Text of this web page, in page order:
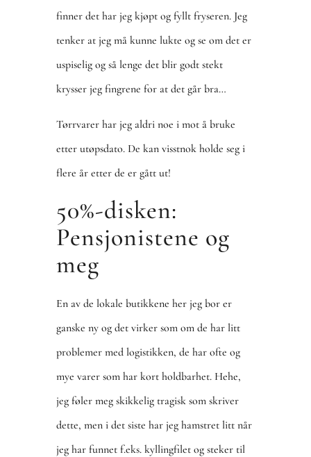
finner det har jeg kjøpt og fyllt fryseren. Jeg
tenker at jeg må kunne lukte og se om det er
uspiselig og så lenge det blir godt stekt
krysser jeg fingrene for at det går bra…
Tørrvarer har jeg aldri noe i mot å bruke
etter utøpsdato. De kan visstnok holde seg i
flere år etter de er gått ut!
50%-disken:
Pensjonistene og
meg
En av de lokale butikkene her jeg bor er
ganske ny og det virker som om de har litt
problemer med logistikken, de har ofte og
mye varer som har kort holdbarhet. Hehe,
jeg føler meg skikkelig tragisk som skriver
dette, men i det siste har jeg hamstret litt når
jeg har funnet f.eks. kyllingfilet og steker til